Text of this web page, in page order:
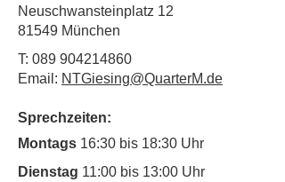
Neuschwansteinplatz 12
81549 München
T: 089 904214860
Email: NTGiesing@QuarterM.de
Sprechzeiten:
Montags 16:30 bis 18:30 Uhr
Dienstag 11:00 bis 13:00 Uhr